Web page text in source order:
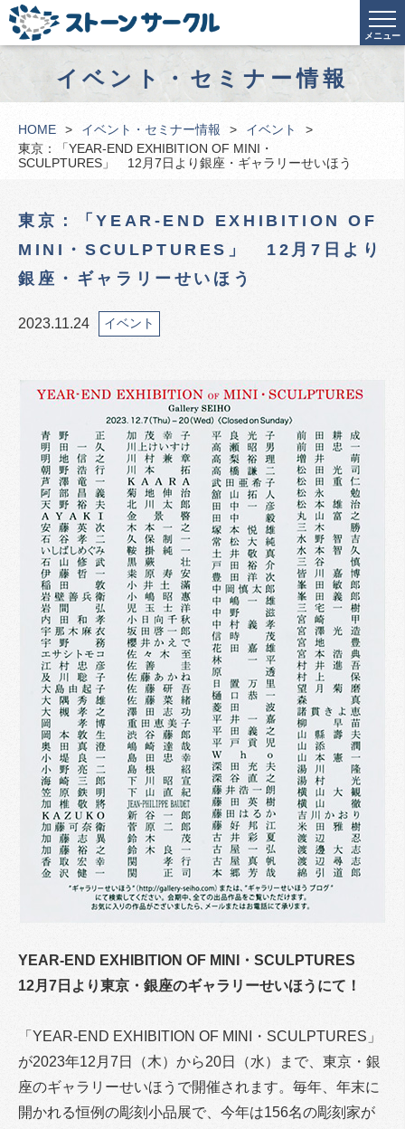
メニュー
イベント・セミナー情報
HOME イベント・セミナー情報
イベント
東京：「YEAR-END EXHIBITION OF MINI・
SCULPTURES」 12月7日より銀座・ギャラリーせいほう
東京：「YEAR-END EXHIBITION OF
MINI・SCULPTURES」 12月7日より
銀座・ギャラリーせいほう
2023.11.24 イベント
YEAR-END EXHIBITION OF MINI・SCULPTURES
12月7日より東京・銀座のギャラリーせいほうにて！
「YEAR-END EXHIBITION OF MINI・SCULPTURES」
が2023年12月7日（木）から20日（水）まで、東京・銀
座のギャラリーせいほうで開催されます。毎年、年末に
開かれる恒例の彫刻小品展で、今年は156名の彫刻家が